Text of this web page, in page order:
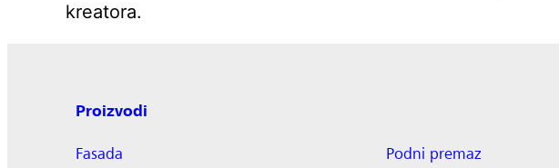
kreatora.
Proizvodi
Fasada Podni premaz